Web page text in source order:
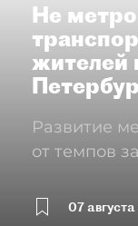
Не
жителей
Развитие
от темпов
07